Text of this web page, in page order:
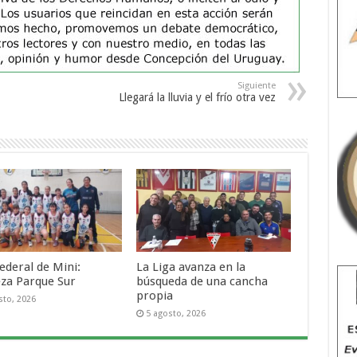
Siguiente
Llegará la lluvia y el frío otra vez
de Mini:
Parque Sur
2026
La Liga avanza en la
búsqueda de una cancha
propia
5 agosto, 2026